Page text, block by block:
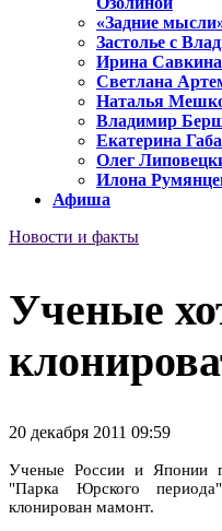
«Задние
Застолье с
Ирина Савкина
Светлана
Наталья
Владимир
Екатерина
Олег
Илона
Афиша
Новости и факты
Ученые
20 декабря 2011 09:59
Ученые России и Японии
"Парка Юрского
клонирован мамонт.